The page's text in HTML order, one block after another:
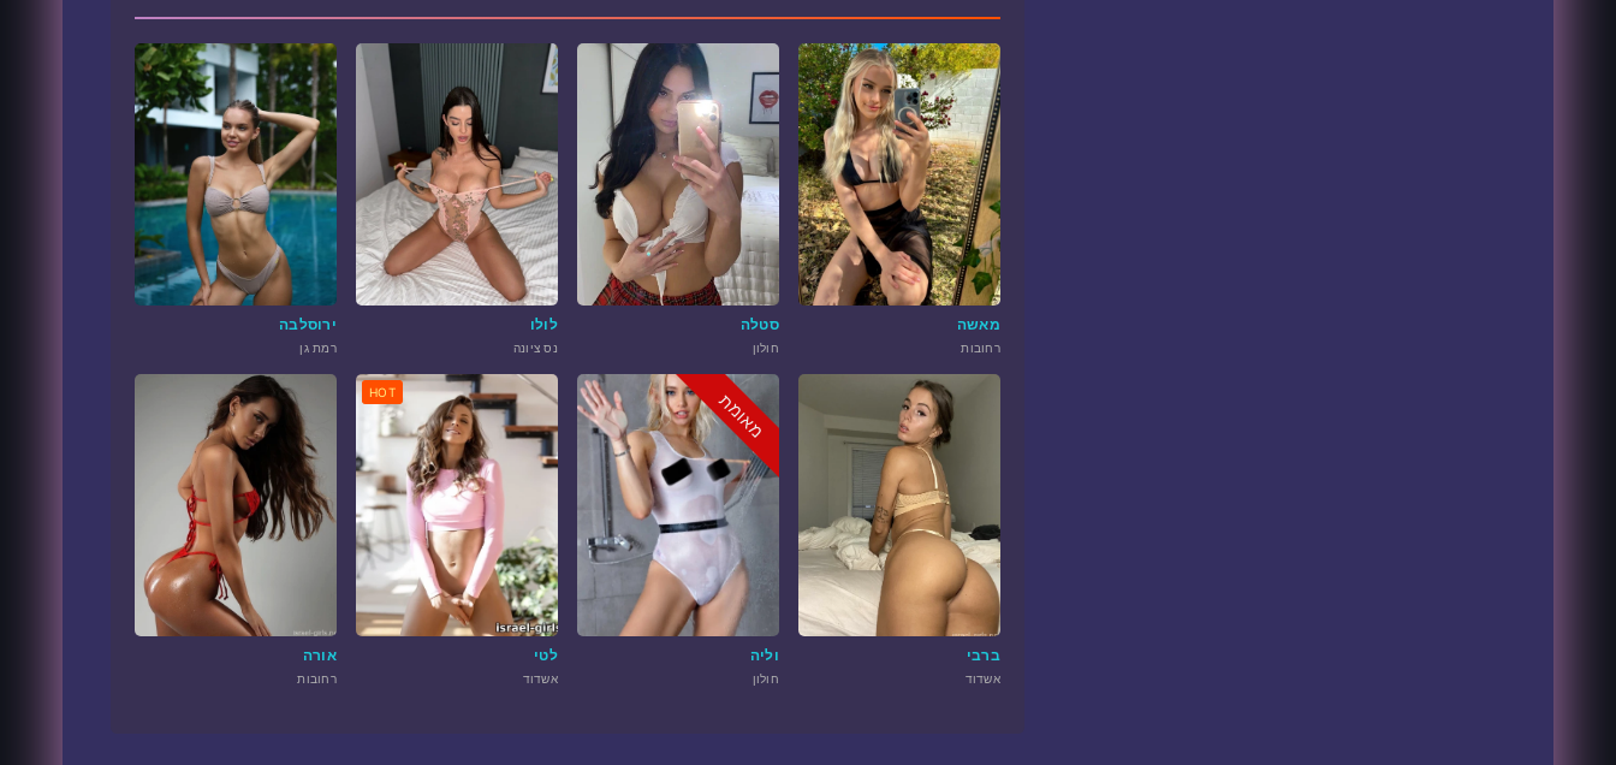
ירוסלבה
רמת גן
לולו
נס ציונה
סטלה
חולון
מאשה
רחובות
אורה
רחובות
לטי
אשדוד
HOT
וליה
חולון
מאומת
ברבי
אשדוד